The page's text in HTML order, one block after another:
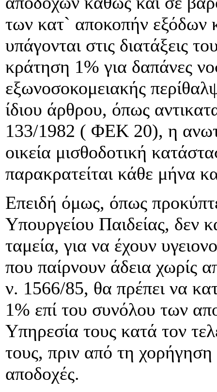
των κατ` αποκοπήν εξόδων
υπάγονται στις διατάξεις
κράτηση 1% για δαπάνες
εξωνοσοκομειακής
ίδιου άρθρου, όπως
133/1982 ( ΦΕΚ 20), η
οικεία μισθοδοτική
παρακρατείται κάθε μήνα
Επειδή όμως, όπως
Υπουργείου Παιδείας, δεν
ταμεία, για να έχουν
που παίρνουν άδεια χωρίς
ν. 1566/85, θα πρέπει να
1% επί του συνόλου των
Υπηρεσία τους κατά τον
τους, πριν από τη
αποδοχές.